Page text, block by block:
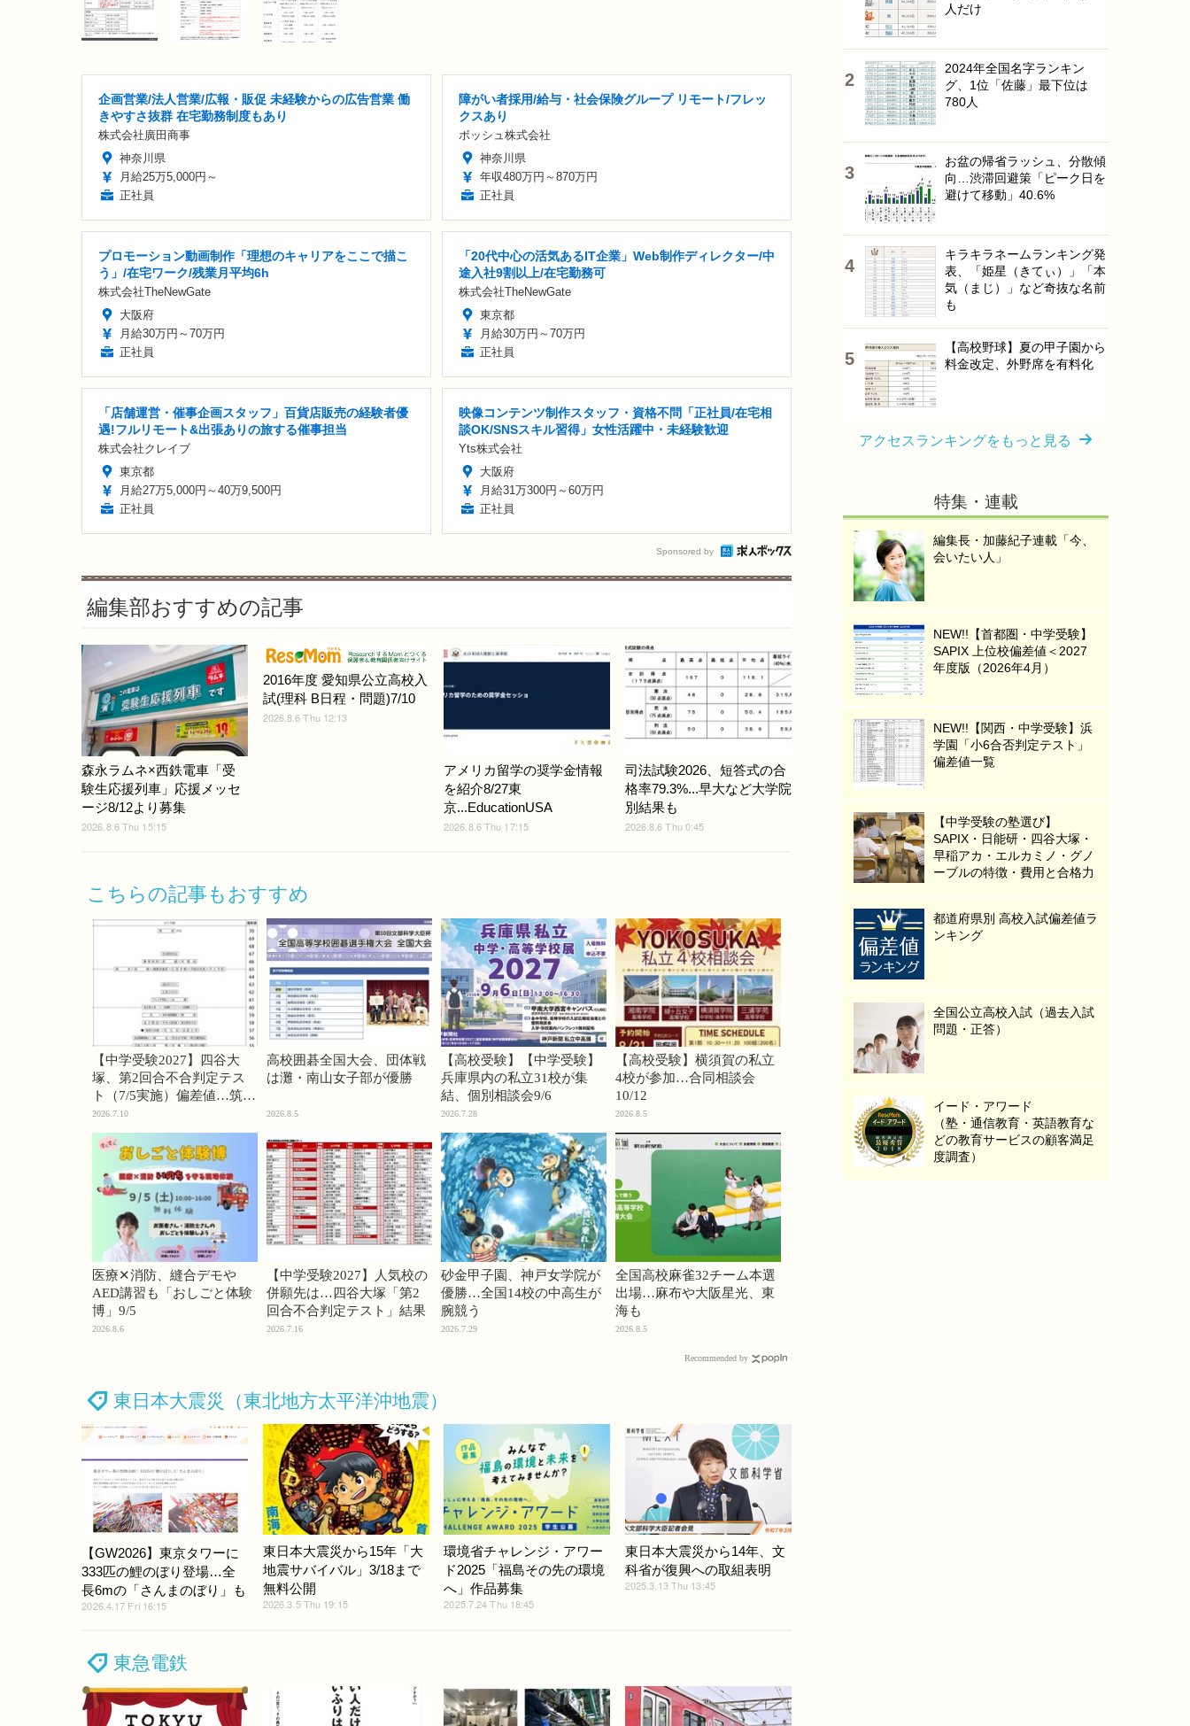
企画営業/法人営業/広報・販促 未経験からの広告営業 働
きやすさ抜群 在宅勤務制度もあり
株式会社廣田商事
神奈川県
月給25万5,000円～
正社員
障がい者採用/給与・社会保険グループ リモート/フレッ
クスあり
ボッシュ株式会社
神奈川県
年収480万円～870万円
正社員
プロモーション動画制作「理想のキャリアをここで描こ
う」/在宅ワーク/残業月平均6h
株式会社TheNewGate
大阪府
月給30万円～70万円
正社員
「20代中心の活気あるIT企業」Web制作ディレクター/中
途入社9割以上/在宅勤務可
株式会社TheNewGate
東京都
月給30万円～70万円
正社員
「店舗運営・催事企画スタッフ」百貨店販売の経験者優
遇!フルリモート&出張ありの旅する催事担当
株式会社クレイブ
東京都
月給27万5,000円～40万9,500円
正社員
映像コンテンツ制作スタッフ・資格不問「正社員/在宅相
談OK/SNSスキル習得」女性活躍中・未経験歓迎
Yts株式会社
大阪府
月給31万300円～60万円
正社員
Sponsored by
編集部おすすめの記事
森永ラムネ×西鉄電車「受
験生応援列車」応援メッセ
ージ8/12より募集
2026.8.6 Thu 15:15
2016年度 愛知県公立高校入
試(理科 B日程・問題)7/10
2026.8.6 Thu 12:13
アメリカ留学の奨学金情報
を紹介8/27東
京...EducationUSA
2026.8.6 Thu 17:15
司法試験2026、短答式の合
格率79.3%...早大など大学院
別結果も
2026.8.6 Thu 0:45
こちらの記事もおすすめ
【中学受験2027】四谷大
塚、第2回合不合判定テス
ト（7/5実施）偏差値…筑駒
74・桜蔭70＜PR＞
2026.7.10
高校囲碁全国大会、団体戦
は灘・南山女子部が優勝
2026.8.5
【高校受験】【中学受験】
兵庫県内の私立31校が集
結、個別相談会9/6
2026.7.28
【高校受験】横須賀の私立
4校が参加…合同相談会
10/12
2026.8.5
医療✕消防、縫合デモや
AED講習も「おしごと体験
博」9/5
2026.8.6
【中学受験2027】人気校の
併願先は…四谷大塚「第2
回合不合判定テスト」結果
2026.7.16
砂金甲子園、神戸女学院が
優勝…全国14校の中高生が
腕競う
2026.7.29
全国高校麻雀32チーム本選
出場…麻布や大阪星光、東
海も
2026.8.5
Recommended by
東日本大震災（東北地方太平洋沖地震）
【GW2026】東京タワーに
333匹の鯉のぼり登場…全
長6mの「さんまのぼり」も
2026.4.17 Fri 16:15
東日本大震災から15年「大
地震サバイバル」3/18まで
無料公開
2026.3.5 Thu 19:15
環境省チャレンジ・アワー
ド2025「福島その先の環境
へ」作品募集
2025.7.24 Thu 18:45
東日本大震災から14年、文
科省が復興への取組表明
2025.3.13 Thu 13:45
東急電鉄
人だけ
2024年全国名字ランキン
グ、1位「佐藤」最下位は
780人
お盆の帰省ラッシュ、分散傾
向…渋滞回避策「ピーク日を
避けて移動」40.6%
キラキラネームランキング発
表、「姫星（きてぃ）」「本
気（まじ）」など奇抜な名前
も
【高校野球】夏の甲子園から
料金改定、外野席を有料化
アクセスランキングをもっと見る
特集・連載
編集長・加藤紀子連載「今、
会いたい人」
NEW!!【首都圏・中学受験】
SAPIX 上位校偏差値＜2027
年度版（2026年4月）
NEW!!【関西・中学受験】浜
学園「小6合否判定テスト」
偏差値一覧
【中学受験の塾選び】
SAPIX・日能研・四谷大塚・
早稲アカ・エルカミノ・グノ
ーブルの特徴・費用と合格力
都道府県別 高校入試偏差値ラ
ンキング
全国公立高校入試（過去入試
問題・正答）
イード・アワード
（塾・通信教育・英語教育な
どの教育サービスの顧客満足
度調査）